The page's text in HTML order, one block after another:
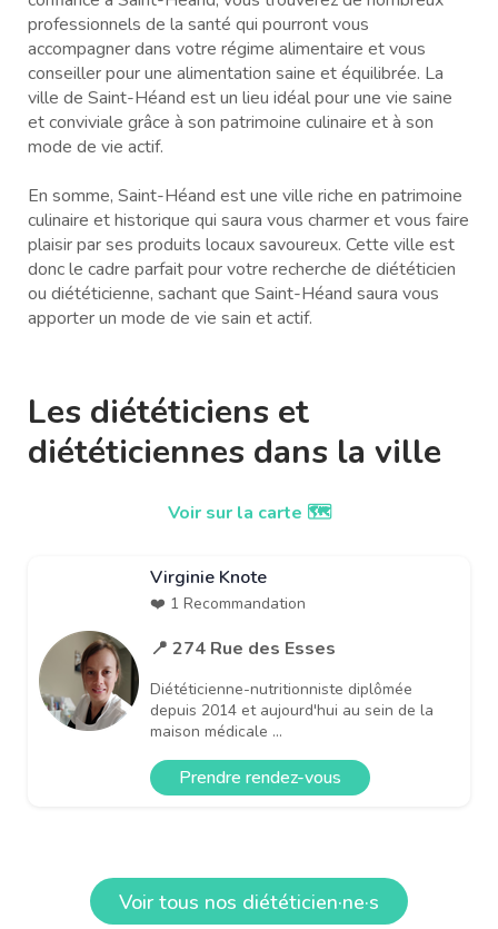
professionnels de la santé qui pourront vous
accompagner dans votre régime alimentaire et vous
conseiller pour une alimentation saine et équilibrée. La
ville de Saint-Héand est un lieu idéal pour une vie saine
et conviviale grâce à son patrimoine culinaire et à son
mode de vie actif.
En somme, Saint-Héand est une ville riche en patrimoine
culinaire et historique qui saura vous charmer et vous faire
plaisir par ses produits locaux savoureux. Cette ville est
donc le cadre parfait pour votre recherche de diététicien
ou diététicienne, sachant que Saint-Héand saura vous
apporter un mode de vie sain et actif.
Les diététiciens et
diététiciennes dans la ville
Voir sur la carte 🗺️
Virginie Knote
❤️ 1 Recommandation
📍 274 Rue des Esses
Diététicienne-nutritionniste diplômée
depuis 2014 et aujourd'hui au sein de la
maison médicale ...
Prendre rendez-vous
Voir tous nos diététicien·ne·s